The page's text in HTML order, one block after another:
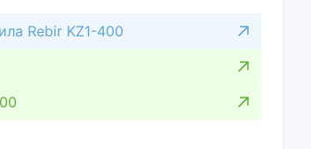
Rebir KZ1-400